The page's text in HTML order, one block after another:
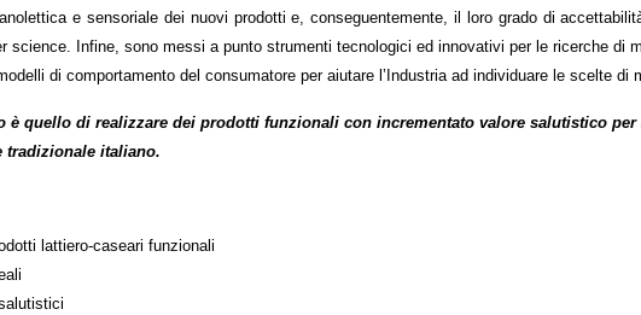
e sensoriale dei nuovi prodotti e, conseguentemente, il loro grado di
science. Infine, sono messi a punto strumenti tecnologici ed innovativi per le ricerche di
di comportamento del consumatore per aiutare l’Industria ad individuare le scelte di
è quello di realizzare dei prodotti funzionali con incrementato valore salutistico
tradizionale italiano.
lattiero-caseari funzionali